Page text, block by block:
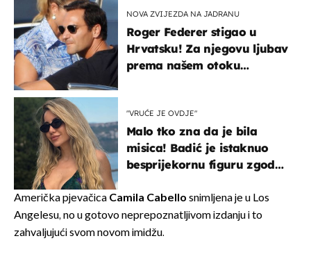
NOVA ZVIJEZDA NA JADRANU
Roger Federer stigao u
Hrvatsku! Za njegovu ljubav
prema našem otoku
"VRUĆE JE OVDJE"
Malo tko zna da je bila
misica! Badić je istaknuo
besprijekornu figuru zgodne
Američka pjevačica Camila Cabello snimljena je u Los
Angelesu, no u gotovo neprepoznatljivom izdanju i to
zahvaljujući svom novom imidžu.